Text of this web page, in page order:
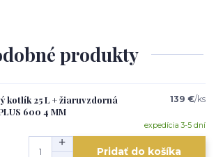
produkty
kotlík 25 L + žiaruvzdorná
600 4 MM
139 €/ks
expedícia 3-5 dní
Pridať do košíka